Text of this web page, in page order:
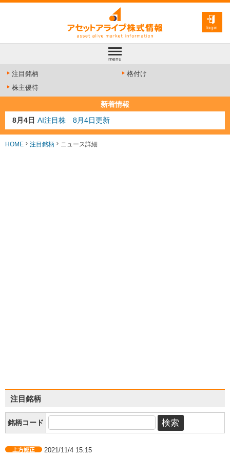
login
menu
注目銘柄
格付け
株主優待
新着情報
8月4日 AI注目株 8月4日更新
8月3日 人気業種注目株 8月3日更新
8月2日 金融注目株 8月2日更新
HOME 注目銘柄 ニュース詳細
注目銘柄
銘柄コード
2021/11/4 15:15